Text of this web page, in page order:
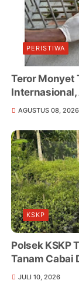
PERISTIWA
Teror Monyet
Internasional,
AGUSTUS 08, 2026
KSKP
Polsek KSKP
Tanam Cabai
JULI 10, 2026